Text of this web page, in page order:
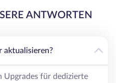
ANTWORTEN
aktualisieren?
Upgrades für dedizierte